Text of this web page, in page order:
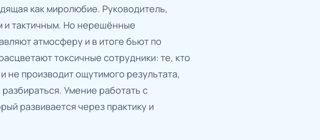
как миролюбие. Руководитель,
и тактичным. Но нерешённые
атмосферу и в итоге бьют по
токсичные сотрудники: те, кто
не производит ощутимого результата,
Умение работать с
развивается через практику и